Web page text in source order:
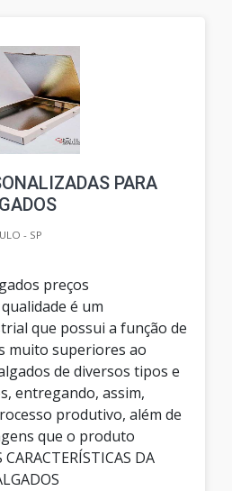
PARA
- SP
preços
é um
que possui a função de
muito superiores ao
de diversos tipos e
entregando, assim,
produtivo, além de
que o produto
DA